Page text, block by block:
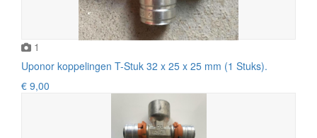
1
Uponor koppelingen T-Stuk 32 x 25 x 25 mm (1 Stuks).
€ 9,00